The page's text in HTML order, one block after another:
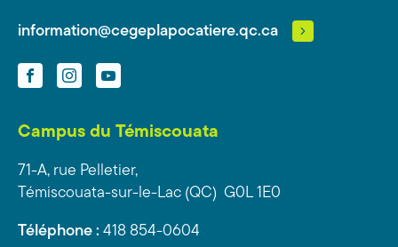
information@cegeplapocatiere.qc.ca
FacebookInstagramYouTube
Campus du Témiscouata
71-A, rue Pelletier,
Témiscouata-sur-le-Lac (QC) G0L 1E0
Téléphone : 418 854-0604